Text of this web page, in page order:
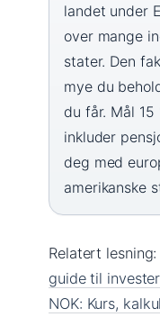
landet under
over mange
stater. Den
mye du
du får. Mål 15
inkluder
deg med
amerikanske
Relatert lesning:
guide til
NOK: Kurs,